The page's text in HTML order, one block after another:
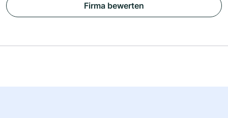
Firma bewerten